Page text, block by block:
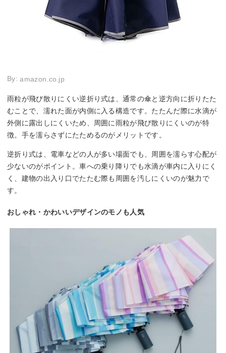
By:amazon.co.jp
雨粒が飛び散りにくい逆折り式は、通常の傘と逆方向に折りたた
むことで、濡れた面が内側に入る構造です。たたんだ際に水滴が
外側に露出しにくいため、周囲に雨粒が飛び散りにくいのが特
徴。手を濡らさずにたためるのがメリットです。
逆折り式は、電車などの人が多い場面でも、周囲を濡らす心配が
少ないのがポイント。車への乗り降りでも水滴が車内に入りにく
く、建物の出入り口でたたむ際も周囲を汚しにくいのが魅力で
す。
おしゃれ・かわいいデザインのモノも人気